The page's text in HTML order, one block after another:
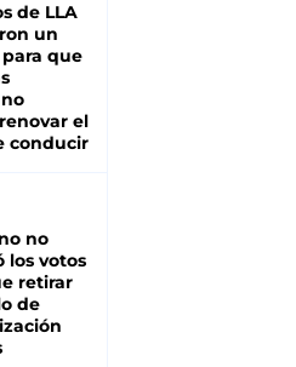
de LLA
un
que
el
conducir
no
los votos
retirar
de